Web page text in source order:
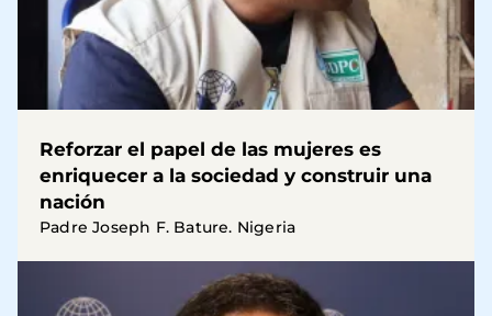
Reforzar el papel de las mujeres es
enriquecer a la sociedad y construir una
nación
Padre Joseph F. Bature. Nigeria